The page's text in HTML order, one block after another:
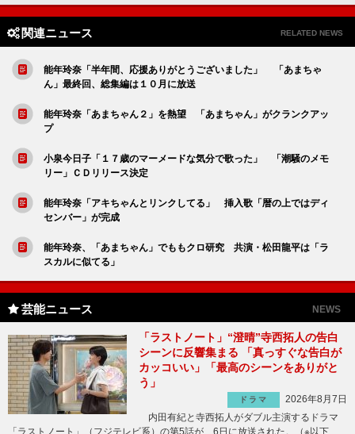
関連ニュース RELATED NEWS
能年玲奈「半年間、応援ありがとうございました」 「あまちゃ
ん」最終回、総集編は１０月に放送
能年玲奈「あまちゃん２」を熱望 「あまちゃん」がクランクアッ
プ
小泉今日子「１７歳のマーメードな気分で歌った」 「潮騒のメモ
リー」ＣＤリリース決定
能年玲奈「アキちゃんとリンクしてる」 挿入歌「暦の上ではディ
センバー」が完成
能年玲奈、「あまちゃん」でももクロ研究 共演・松田龍平は「ラ
スカルに似てる」
芸能ニュース NEWS
「ラストノート」“澄晴”寺西拓人の告白
シーンに反響集まる 「真っすぐな告白が
カッコいい」「最高のシーンをありがと
う」
ドラマ
2026年8月7日
内田有紀と寺西拓人がダブル主演するドラマ
「ラストノート」（フジテレビ系）の第5話が、6日に放送された。（※以下、